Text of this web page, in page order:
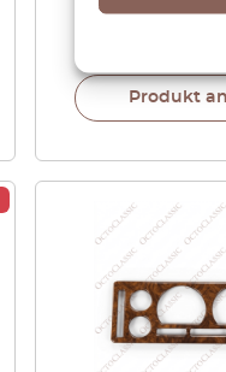
Produkt